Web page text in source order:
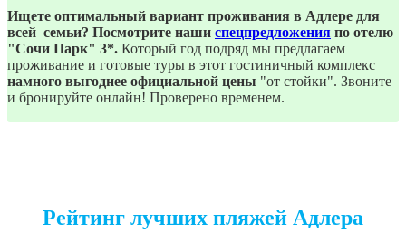
Ищете оптимальный вариант проживания в Адлере для
всей семьи? Посмотрите наши спецпредложения по отелю
"Сочи Парк" 3*. Который год подряд мы предлагаем
проживание и готовые туры в этот гостиничный комплекс
намного выгоднее официальной цены "от стойки". Звоните
и бронируйте онлайн! Проверено временем.
Рейтинг лучших пляжей Адлера